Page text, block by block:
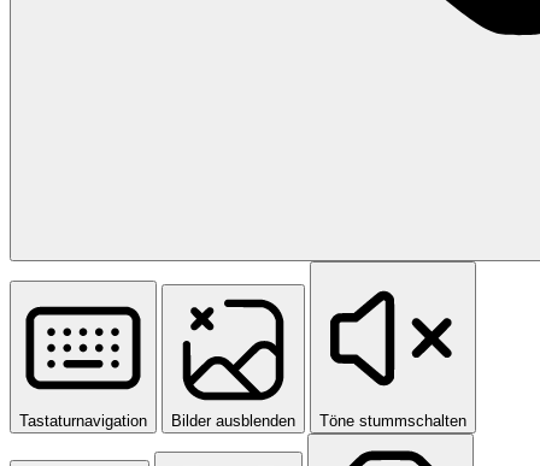
Tastaturnavigation Bilder ausblenden Töne stummschalten